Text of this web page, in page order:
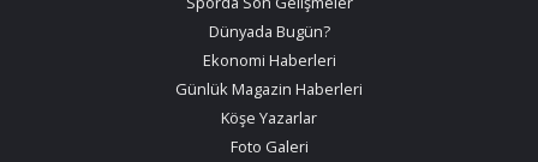
Dünyada Bugün?
Ekonomi Haberleri
Günlük Magazin Haberleri
Köşe Yazarlar
Foto Galeri